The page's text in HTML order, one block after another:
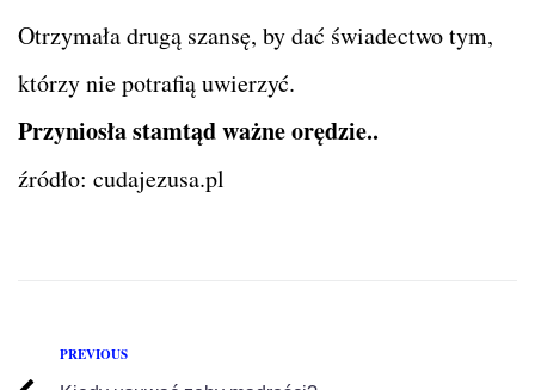
Otrzymała drugą szansę, by dać świadectwo tym,
którzy nie potrafią uwierzyć.
Przyniosła stamtąd ważne orędzie..
źródło: cudajezusa.pl
PREVIOUS